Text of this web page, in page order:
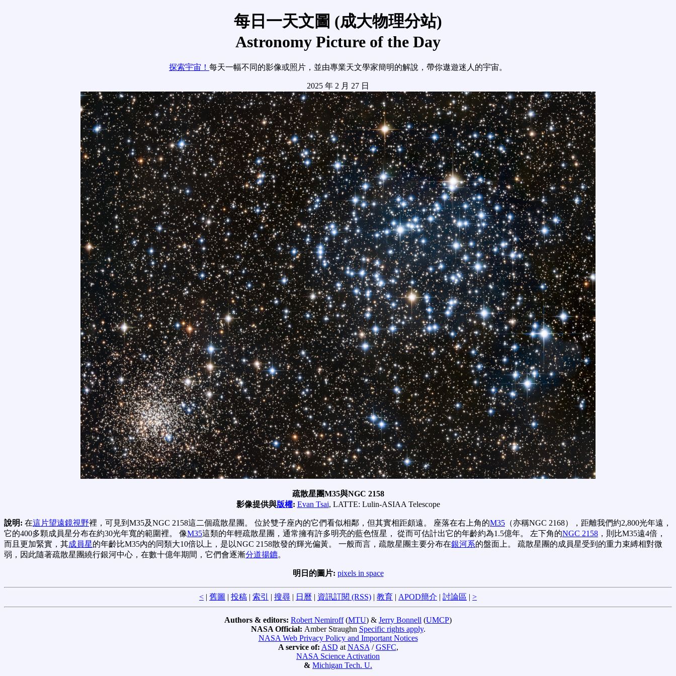
每日一天文圖 (成大物理分站)
Astronomy Picture of the Day
探索宇宙！ 每天一幅不同的影像或照片，並由專業天文學家簡明的解說，帶你遨遊迷人的宇宙。
2025 年 2 月 27 日
疏散星團M35與NGC 2158
影像提供與版權: Evan Tsai, LATTE: Lulin-ASIAA Telescope
說明: 在這片望遠鏡視野裡，可見到M35及NGC 2158這二個疏散星團。 位於雙子座內的它們看似相鄰，但其實相距頗遠。 座落在右上角的M35 （亦稱NGC 2168），距離我們約2,800光年遠，
它的400多顆成員星分布在約30光年寬的範圍裡。 像M35這類的年輕疏散星團，通常擁有許多明亮的藍色恆星， 從而可估計出它的年齡約為1.5億年。 左下角的NGC 2158 ，則比M35遠4倍，
而且更加緊實，其成員星的年齡比M35內的同類大10倍以上，是以NGC 2158散發的輝光偏黃。 一般而言，疏散星團主要分布在銀河系的盤面上。 疏散星團的成員星受到的重力束縛相對微
弱，因此隨著疏散星團繞行銀河中心，在數十億年期間，它們會逐漸分道揚鑣。
明日的圖片: pixels in space
< | 舊圖 | 投稿 | 索引 | 搜尋 | 日曆 | 資訊訂閱 (RSS) | 教育 | APOD簡介 | 討論區 | >
Authors & editors: Robert Nemiroff(MTU) & Jerry Bonnell (UMCP)
NASA Official: Amber Straughn Specific rights apply.
NASA Web Privacy Policy and Important Notices
A service of: ASD at NASA /GSFC,
NASA Science Activation
& Michigan Tech. U.